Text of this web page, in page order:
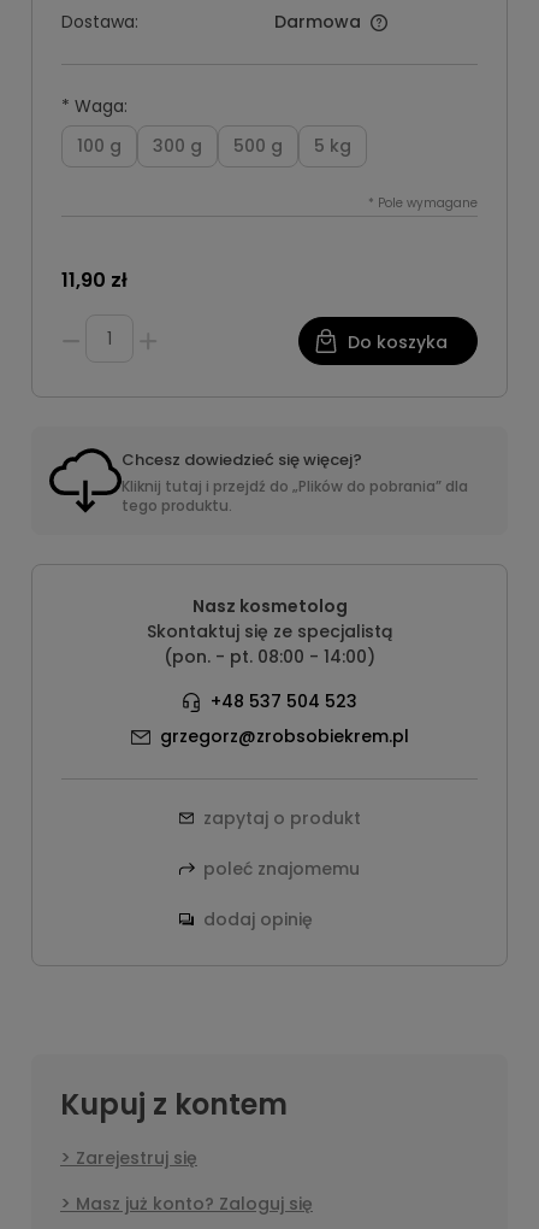
Dostawa:
Darmowa
* Waga:
100 g
300 g 500 g 5 kg
* Pole wymagane
11,90 zł
Do koszyka
Chcesz dowiedzieć się więcej?
Kliknij tutaj i przejdź do „Plików do pobrania” dla
tego produktu.
Nasz kosmetolog
Skontaktuj się ze specjalistą
(pon. - pt. 08:00 - 14:00)
+48 537 504 523
grzegorz@zrobsobiekrem.pl
zapytaj o produkt
poleć znajomemu
dodaj opinię
Kupuj z kontem
Zarejestruj się
Masz już konto? Zaloguj się